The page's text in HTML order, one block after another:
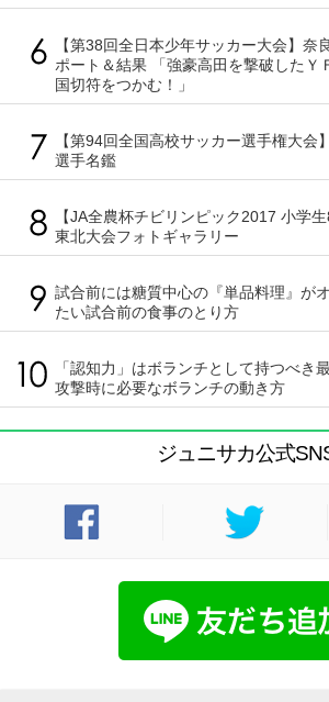
【第38回全日本少年サッカー大会】奈
ポート＆結果 「強豪高田を撃破したＹ
国切符をつかむ！」
【第94回全国高校サッカー選手権大
選手名鑑
【JA全農杯チビリンピック2017 小学
東北大会フォトギャラリー
試合前には糖質中心の『単品料理』が
たい試合前の食事のとり方
「認知力」はボランチとして持つべき
攻撃時に必要なボランチの動き方
ジュニサカ公式